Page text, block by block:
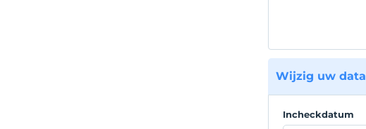
Wijzig uw data
Incheckdatum